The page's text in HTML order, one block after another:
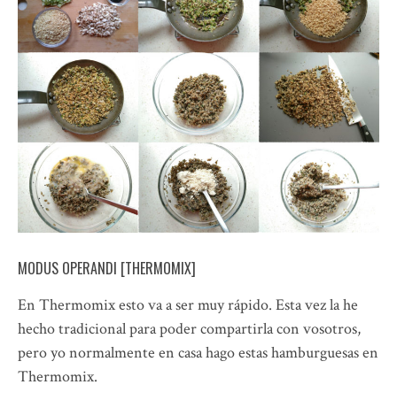
MODUS OPERANDI [THERMOMIX]
En Thermomix esto va a ser muy rápido. Esta vez la he
hecho tradicional para poder compartirla con vosotros,
pero yo normalmente en casa hago estas hamburguesas en
Thermomix.